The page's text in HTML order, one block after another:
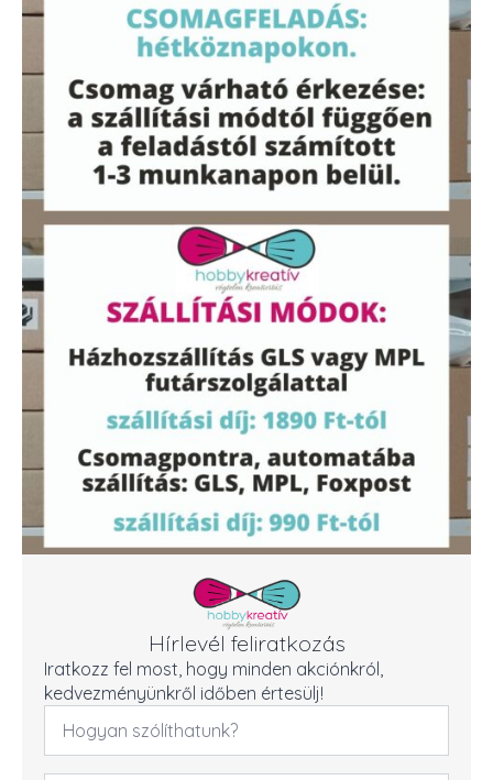
Hírlevél feliratkozás
Iratkozz fel most, hogy minden akciónkról,
kedvezményünkről időben értesülj!
Név